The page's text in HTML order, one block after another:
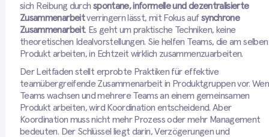
sich Reibung durch spontane, informelle und dezentralisierte
Zusammenarbeitverringern lässt, mit Fokus aufsynchrone
Zusammenarbeit. Es geht um praktische Techniken, keine
theoretischen Idealvorstellungen. Sie helfen Teams, die am selben
Produkt arbeiten, in Echtzeit wirklich zusammenzuarbeiten.
Der Leitfaden stellt erprobte Praktiken für effektive
teamübergreifende Zusammenarbeit in Produktgruppen vor.
Teams wachsen und mehrere Teams an einem gemeinsamen
Produkt arbeiten, wird Koordination entscheidend. Aber
Koordination muss nicht mehr Prozess oder mehr Management
bedeuten. Der Schlüssel liegt darin, Verzögerungen und